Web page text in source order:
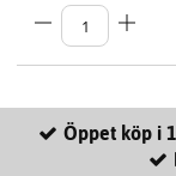
Öppet köp i